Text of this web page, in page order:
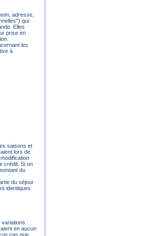
adresse,
qui
Elles
prise en
les
à
saisons et
lors de
crédit. Si un
du
du séjour
identiques
en aucun
cas que